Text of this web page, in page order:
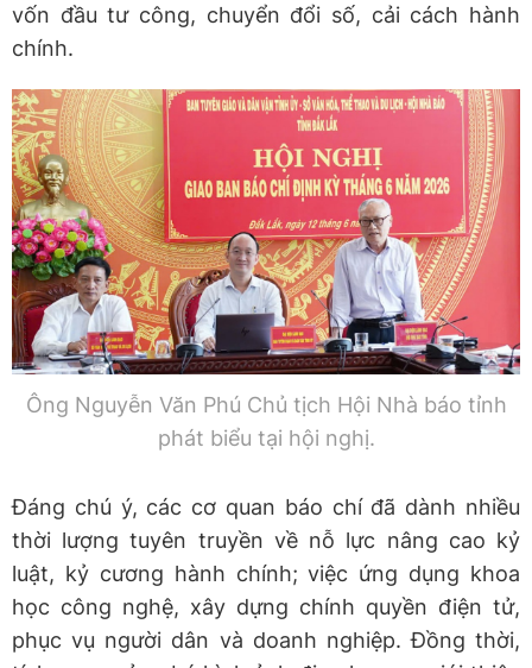
vốn đầu tư công, chuyển đổi số, cải cách hành
chính.
Ông Nguyễn Văn Phú Chủ tịch Hội Nhà báo tỉnh
phát biểu tại hội nghị.
Đáng chú ý, các cơ quan báo chí đã dành nhiều
thời lượng tuyên truyền về nỗ lực nâng cao kỷ
luật, kỷ cương hành chính; việc ứng dụng khoa
học công nghệ, xây dựng chính quyền điện tử,
phục vụ người dân và doanh nghiệp. Đồng thời,